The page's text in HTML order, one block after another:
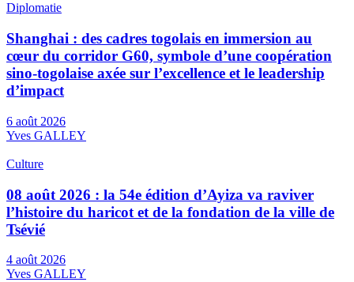
Diplomatie
Shanghai : des cadres togolais en immersion au
cœur du corridor G60, symbole d’une coopération
sino-togolaise axée sur l’excellence et le leadership
d’impact
6 août 2026
Yves GALLEY
Culture
08 août 2026 : la 54e édition d’Ayiza va raviver
l’histoire du haricot et de la fondation de la ville de
Tsévié
4 août 2026
Yves GALLEY